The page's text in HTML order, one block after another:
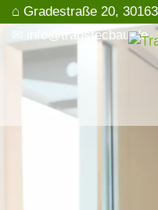
⌂ Gradestraße 20,
✉ info@transtecbau.de